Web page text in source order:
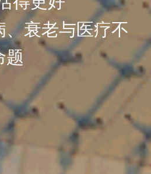
衰老与医疗不
题